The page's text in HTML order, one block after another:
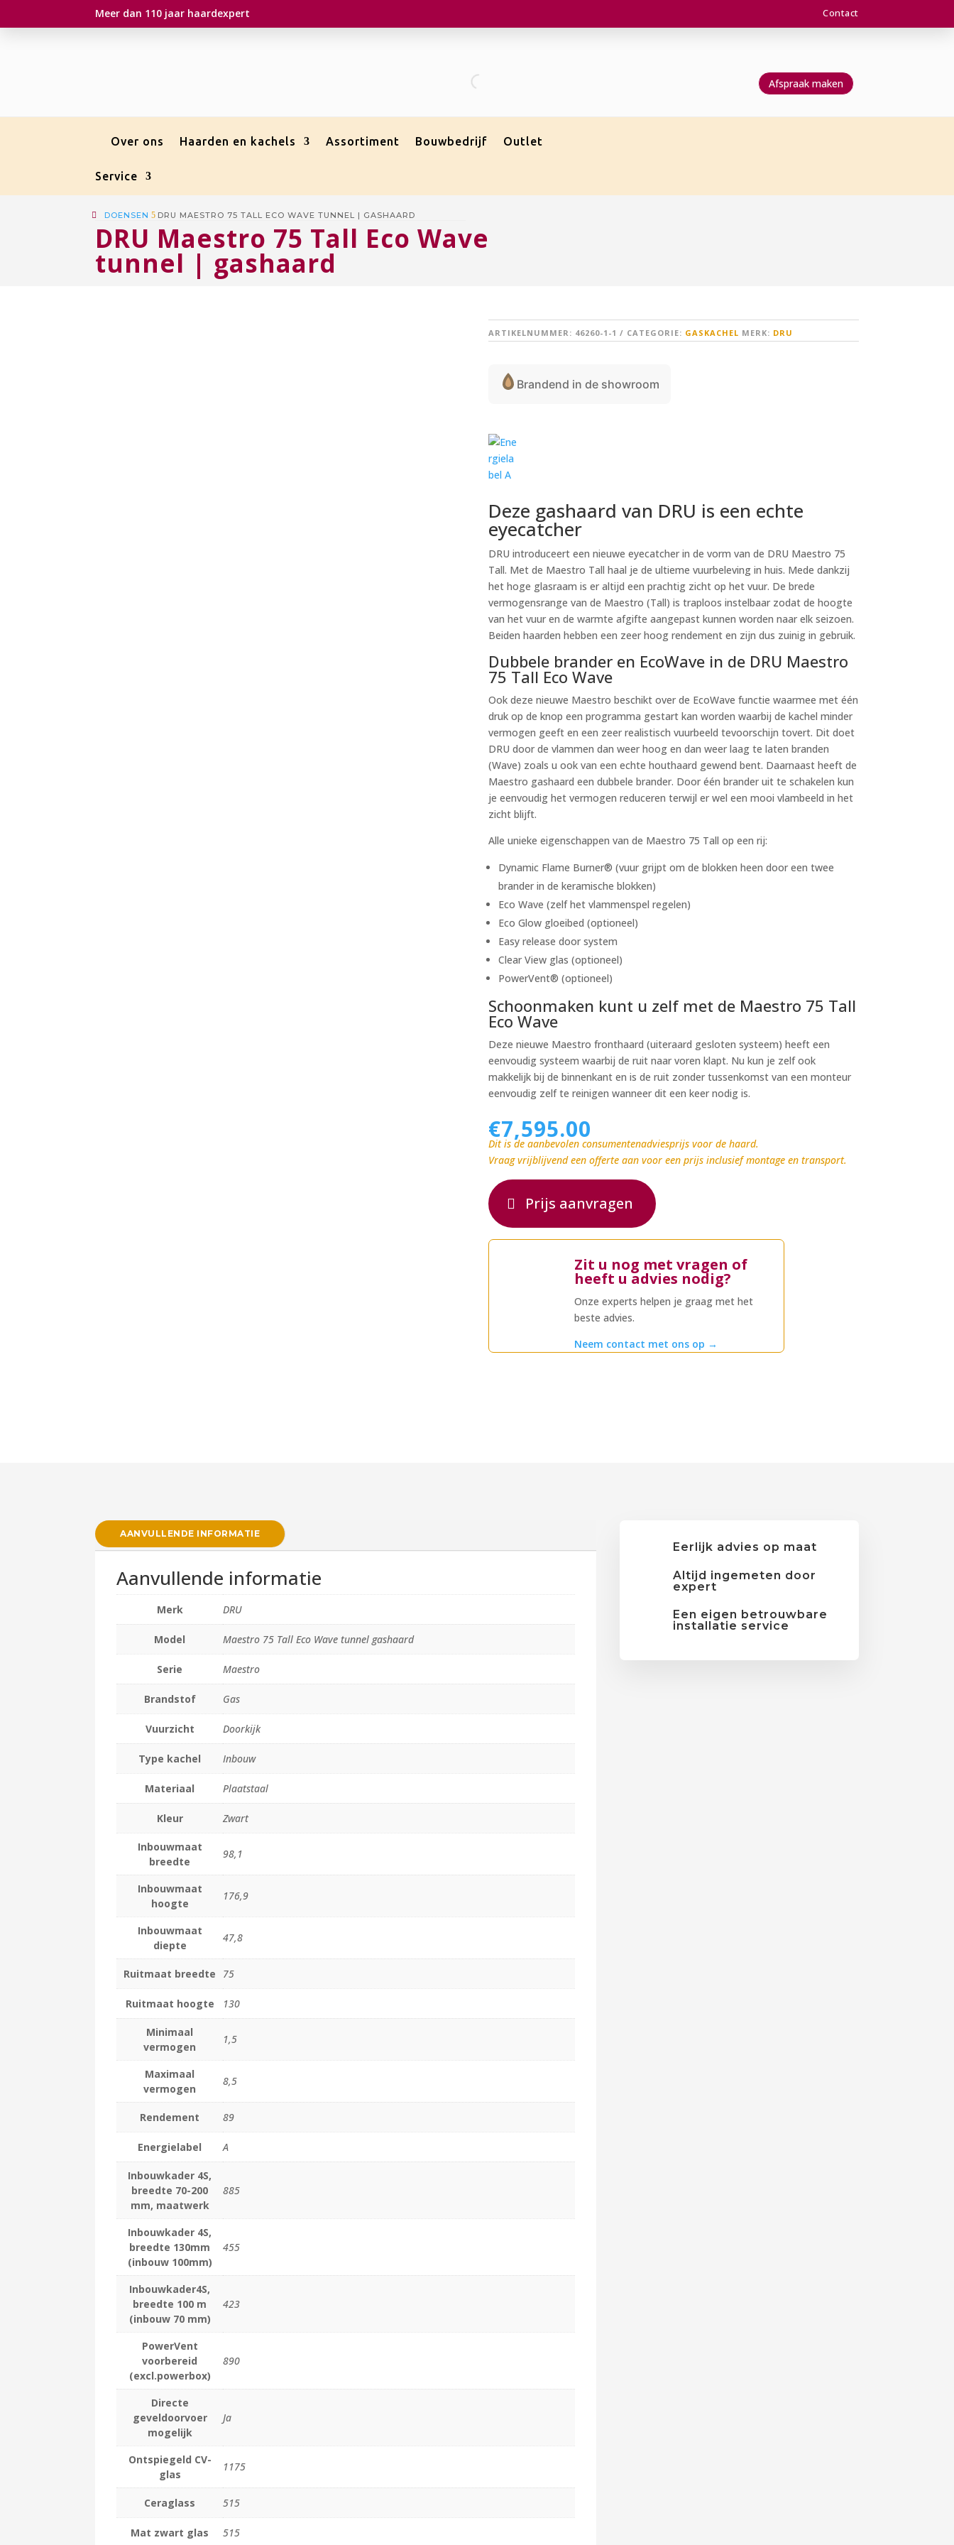
Meer dan 110 jaar haardexpert Contact
Afspraak maken
Over ons Haarden en kachels Assortiment Bouwbedrijf Outlet
Service
DOENSEN 5 DRU MAESTRO 75 TALL ECO WAVE TUNNEL | GASHAARD
DRU Maestro 75 Tall Eco Wave
tunnel | gashaard
ARTIKELNUMMER: 46260-1-1 CATEGORIE: GASKACHEL MERK: DRU
Brandend in de showroom
Deze gashaard van DRU is een echte
eyecatcher
DRU introduceert een nieuwe eyecatcher in de vorm van de DRU Maestro 75
Tall. Met de Maestro Tall haal je de ultieme vuurbeleving in huis. Mede dankzij
het hoge glasraam is er altijd een prachtig zicht op het vuur. De brede
vermogensrange van de Maestro (Tall) is traploos instelbaar zodat de hoogte
van het vuur en de warmte afgifte aangepast kunnen worden naar elk seizoen.
Beiden haarden hebben een zeer hoog rendement en zijn dus zuinig in gebruik.
Dubbele brander en EcoWave in de DRU Maestro
75 Tall Eco Wave
Ook deze nieuwe Maestro beschikt over de EcoWave functie waarmee met één
druk op de knop een programma gestart kan worden waarbij de kachel minder
vermogen geeft en een zeer realistisch vuurbeeld tevoorschijn tovert. Dit doet
DRU door de vlammen dan weer hoog en dan weer laag te laten branden
(Wave) zoals u ook van een echte houthaard gewend bent. Daarnaast heeft de
Maestro gashaard een dubbele brander. Door één brander uit te schakelen kun
je eenvoudig het vermogen reduceren terwijl er wel een mooi vlambeeld in het
zicht blijft.
Alle unieke eigenschappen van de Maestro 75 Tall op een rij:
Dynamic Flame Burner® (vuur grijpt om de blokken heen door een twee
brander in de keramische blokken)
Eco Wave (zelf het vlammenspel regelen)
Eco Glow gloeibed (optioneel)
Easy release door system
Clear View glas (optioneel)
PowerVent® (optioneel)
Schoonmaken kunt u zelf met de Maestro 75 Tall
Eco Wave
Deze nieuwe Maestro fronthaard (uiteraard gesloten systeem) heeft een
eenvoudig systeem waarbij de ruit naar voren klapt. Nu kun je zelf ook
makkelijk bij de binnenkant en is de ruit zonder tussenkomst van een monteur
eenvoudig zelf te reinigen wanneer dit een keer nodig is.
€7,595.00
Dit is de aanbevolen consumentenadviesprijs voor de haard.
Vraag vrijblijvend een offerte aan voor een prijs inclusief montage en transport.
Prijs aanvragen
Zit u nog met vragen of
heeft u advies nodig?
Onze experts helpen je graag met het
beste advies.
Neem contact met ons op →
AANVULLENDE INFORMATIE
Aanvullende informatie
Merk DRU
Model Maestro 75 Tall Eco Wave tunnel gashaard
Serie Maestro
Brandstof Gas
Vuurzicht Doorkijk
Type kachel Inbouw
Materiaal Plaatstaal
Kleur Zwart
Inbouwmaat
breedte
98,1
Inbouwmaat
hoogte
176,9
Inbouwmaat
diepte
47,8
Ruitmaat breedte 75
Ruitmaat hoogte 130
Minimaal
vermogen
1,5
Maximaal
vermogen
8,5
Rendement 89
Energielabel A
Inbouwkader 4S,
breedte 70-200
mm, maatwerk
885
Inbouwkader 4S,
breedte 130mm
(inbouw 100mm)
455
Inbouwkader4S,
breedte 100 m
(inbouw 70 mm)
423
PowerVent
voorbereid
(excl.powerbox)
890
Directe
geveldoorvoer
mogelijk
Ja
Ontspiegeld CV-
glas
1175
Ceraglass 515
Mat zwart glas 515
Eerlijk advies op maat
Altijd ingemeten door
expert
Een eigen betrouwbare
installatie service